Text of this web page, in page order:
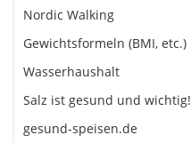
Nordic Walking
Gewichtsformeln (BMI, etc.)
Wasserhaushalt
Salz ist gesund und wichtig!
gesund-speisen.de